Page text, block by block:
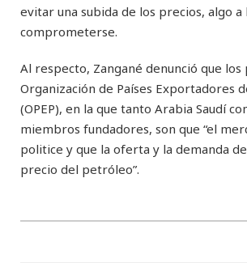
evitar una subida de los precios, algo a
comprometerse.
Al respecto, Zangané denunció que
Organización de Países Exportadores
(OPEP), en la que tanto Arabia Saudí
miembros fundadores, son que “el
politice y que la oferta y la demanda
precio del petróleo”.